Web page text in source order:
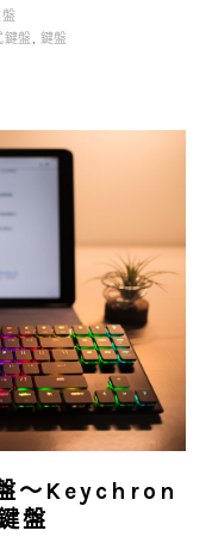
鍵盤, 鍵盤
～Keychron
盤